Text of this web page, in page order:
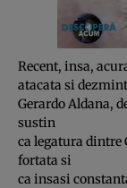
Recent, insa,
atacata si
Gerardo Aldana,
sustin
ca legatura dintre
fortata si
ca insasi